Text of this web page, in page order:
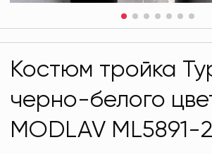
Костюм тройка
черно-белого
MODLAV ML5891-